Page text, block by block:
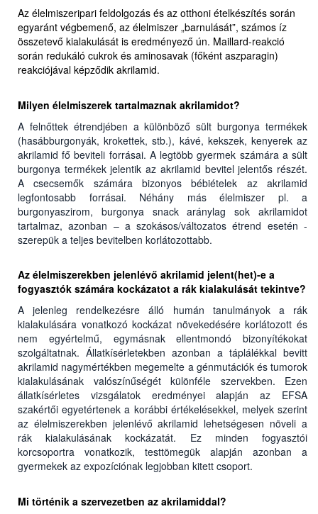
Az élelmiszeripari feldolgozás és az otthoni ételkészítés során
egyaránt végbemenő, az élelmiszer „barnulását”, számos íz
összetevő kialakulását is eredményező ún. Maillard-reakció
során redukáló cukrok és aminosavak (főként aszparagin)
reakciójával képződik akrilamid.
Milyen élelmiszerek tartalmaznak akrilamidot?
A felnőttek étrendjében a különböző sült burgonya termékek
(hasábburgonyák, krokettek, stb.), kávé, kekszek, kenyerek az
akrilamid fő beviteli forrásai. A legtöbb gyermek számára a sült
burgonya termékek jelentik az akrilamid bevitel jelentős részét.
A csecsemők számára bizonyos bébiételek az akrilamid
legfontosabb forrásai. Néhány más élelmiszer pl. a
burgonyaszirom, burgonya snack aránylag sok akrilamidot
tartalmaz, azonban – a szokásos/változatos étrend esetén -
szerepük a teljes bevitelben korlátozottabb.
Az élelmiszerekben jelenlévő akrilamid jelent(het)-e a
fogyasztók számára kockázatot a rák kialakulását tekintve?
A jelenleg rendelkezésre álló humán tanulmányok a rák
kialakulására vonatkozó kockázat növekedésére korlátozott és
nem egyértelmű, egymásnak ellentmondó bizonyítékokat
szolgáltatnak. Állatkísérletekben azonban a táplálékkal bevitt
akrilamid nagymértékben megemelte a génmutációk és tumorok
kialakulásának valószínűségét különféle szervekben. Ezen
állatkísérletes vizsgálatok eredményei alapján az EFSA
szakértői egyetértenek a korábbi értékelésekkel, melyek szerint
az élelmiszerekben jelenlévő akrilamid lehetségesen növeli a
rák kialakulásának kockázatát. Ez minden fogyasztói
korcsoportra vonatkozik, testtömegük alapján azonban a
gyermekek az expozíciónak legjobban kitett csoport.
Mi történik a szervezetben az akrilamiddal?